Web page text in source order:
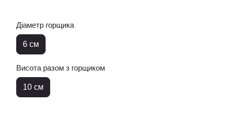
Діаметр горщика
6 см
Висота разом з горщиком
10 см